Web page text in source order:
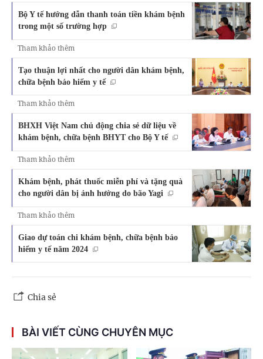
Bộ Y tế hướng dẫn thanh toán tiền khám bệnh
trong một số trường hợp
Tham khảo thêm
Tạo thuận lợi nhất cho người dân khám bệnh,
chữa bệnh bảo hiểm y tế
Tham khảo thêm
BHXH Việt Nam chủ động chia sẻ dữ liệu về
khám bệnh, chữa bệnh BHYT cho Bộ Y tế
Tham khảo thêm
Khám bệnh, phát thuốc miễn phí và tặng quà
cho người dân bị ảnh hưởng do bão Yagi
Tham khảo thêm
Giao dự toán chi khám bệnh, chữa bệnh bảo
hiểm y tế năm 2024
Chia sẻ
BÀI VIẾT CÙNG CHUYÊN MỤC